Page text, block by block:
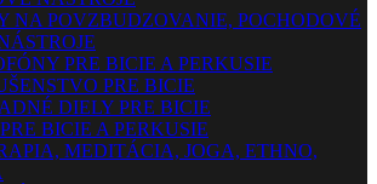
NA POVZBUDZOVANIE, POCHODOVÉ
PRE BICIE A PERKUSIE
PRE BICIE
DIELY PRE BICIE
BICIE A PERKUSIE
MEDITÁCIA, JOGA, ETHNO,